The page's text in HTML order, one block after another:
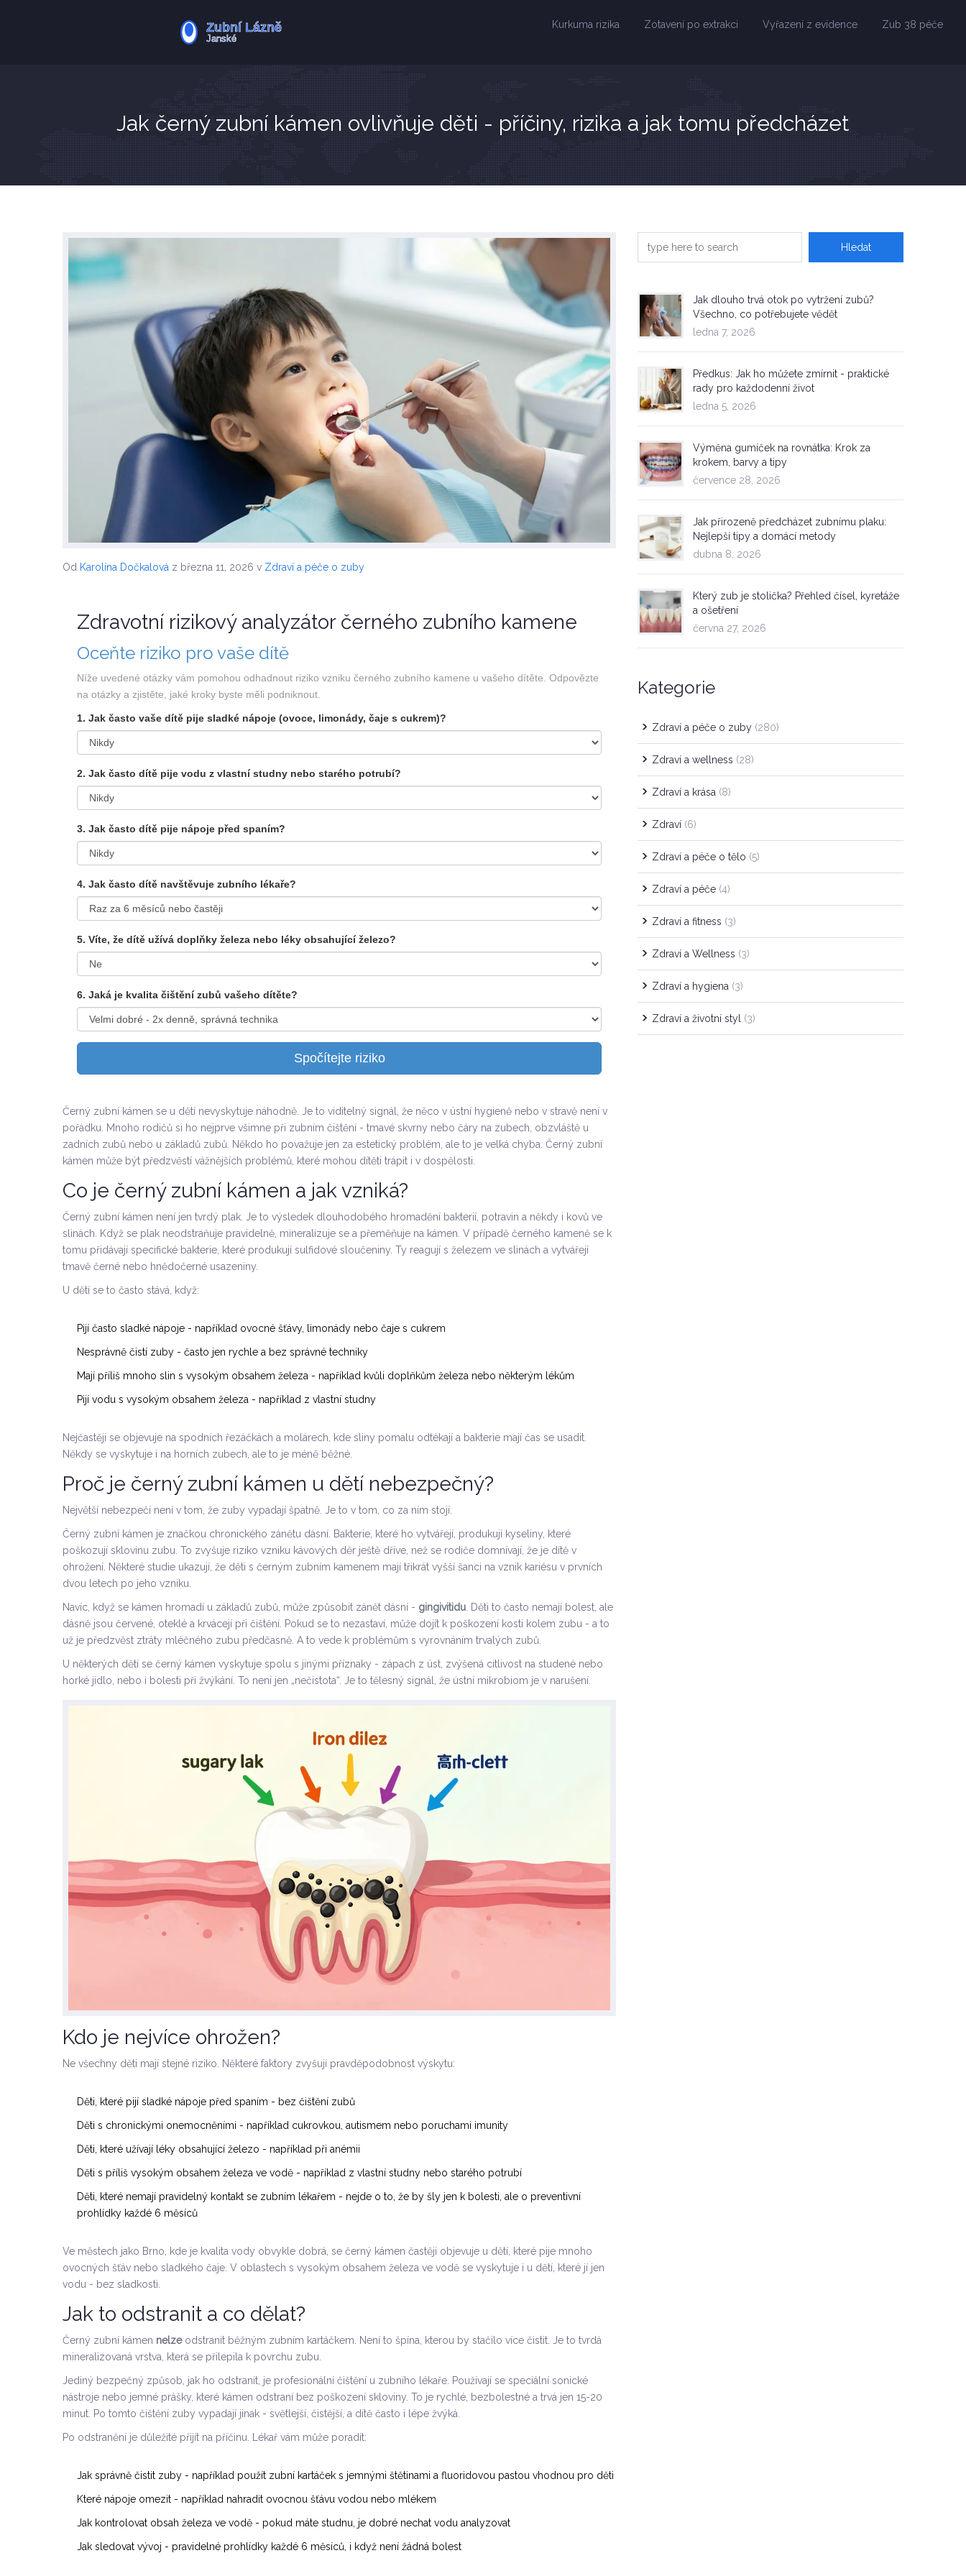
Kurkuma rizika Zotavení po extrakci Vyřazení z evidence Zub 38 péče
Jak černý zubní kámen ovlivňuje děti - příčiny, rizika a jak tomu předcházet
Od Karolína Dočkalová z března 11, 2026 v Zdraví a péče o zuby
Zdravotní rizikový analyzátor černého zubního kamene
Oceňte riziko pro vaše dítě
Níže uvedené otázky vám pomohou odhadnout riziko vzniku černého zubního kamene u vašeho dítěte. Odpovězte
na otázky a zjistěte, jaké kroky byste měli podniknout.
1. Jak často vaše dítě pije sladké nápoje (ovoce, limonády, čaje s cukrem)?
2. Jak často dítě pije vodu z vlastní studny nebo starého potrubí?
3. Jak často dítě pije nápoje před spaním?
4. Jak často dítě navštěvuje zubního lékaře?
5. Víte, že dítě užívá doplňky železa nebo léky obsahující železo?
6. Jaká je kvalita čištění zubů vašeho dítěte?
Spočítejte riziko
Černý zubní kámen se u dětí nevyskytuje náhodně. Je to viditelný signál, že něco v ústní hygieně nebo v stravě není v
pořádku. Mnoho rodičů si ho nejprve všimne při zubním čištění - tmavé skvrny nebo čáry na zubech, obzvláště u
zadních zubů nebo u základů zubů. Někdo ho považuje jen za estetický problém, ale to je velká chyba. Černý zubní
kámen může být předzvěstí vážnějších problémů, které mohou dítěti trápit i v dospělosti.
Co je černý zubní kámen a jak vzniká?
Černý zubní kámen není jen tvrdý plak. Je to výsledek dlouhodobého hromadění bakterií, potravin a někdy i kovů ve
slinách. Když se plak neodstraňuje pravidelně, mineralizuje se a přeměňuje na kámen. V případě černého kameně se k
tomu přidávají specifické bakterie, které produkují sulfidové sloučeniny. Ty reagují s železem ve slinách a vytvářejí
tmavě černé nebo hnědočerné usazeniny.
U dětí se to často stává, když:
Pijí často sladké nápoje - například ovocné šťávy, limonády nebo čaje s cukrem
Nesprávně čistí zuby - často jen rychle a bez správné techniky
Mají příliš mnoho slin s vysokým obsahem železa - například kvůli doplňkům železa nebo některým lékům
Pijí vodu s vysokým obsahem železa - například z vlastní studny
Nejčastěji se objevuje na spodních řezáčkách a molárech, kde sliny pomalu odtékají a bakterie mají čas se usadit.
Někdy se vyskytuje i na horních zubech, ale to je méně běžné.
Proč je černý zubní kámen u dětí nebezpečný?
Největší nebezpečí není v tom, že zuby vypadají špatně. Je to v tom, co za ním stojí.
Černý zubní kámen je značkou chronického zánětu dásní. Bakterie, které ho vytvářejí, produkují kyseliny, které
poškozují sklovinu zubu. To zvyšuje riziko vzniku kávových děr ještě dříve, než se rodiče domnívají, že je dítě v
ohrožení. Některé studie ukazují, že děti s černým zubním kamenem mají třikrát vyšší šanci na vznik kariésu v prvních
dvou letech po jeho vzniku.
Navíc, když se kámen hromadí u základů zubů, může způsobit zánět dásní - gingivitidu . Děti to často nemají bolest, ale
dásně jsou červené, oteklé a krvácejí při čištění. Pokud se to nezastaví, může dojít k poškození kosti kolem zubu - a to
už je předzvěst ztráty mléčného zubu předčasně. A to vede k problémům s vyrovnáním trvalých zubů.
U některých dětí se černý kámen vyskytuje spolu s jinými příznaky - zápach z úst, zvýšená citlivost na studené nebo
horké jídlo, nebo i bolesti při žvýkání. To není jen „nečistota“. Je to tělesný signál, že ústní mikrobiom je v narušení.
Kdo je nejvíce ohrožen?
Ne všechny děti mají stejné riziko. Některé faktory zvyšují pravděpodobnost výskytu:
Děti, které pijí sladké nápoje před spaním - bez čištění zubů
Děti s chronickými onemocněními - například cukrovkou, autismem nebo poruchami imunity
Děti, které užívají léky obsahující železo - například při anémii
Děti s příliš vysokým obsahem železa ve vodě - například z vlastní studny nebo starého potrubí
Děti, které nemají pravidelný kontakt se zubním lékařem - nejde o to, že by šly jen k bolesti, ale o preventivní
prohlídky každé 6 měsíců
Ve městech jako Brno, kde je kvalita vody obvykle dobrá, se černý kámen častěji objevuje u dětí, které pije mnoho
ovocných šťáv nebo sladkého čaje. V oblastech s vysokým obsahem železa ve vodě se vyskytuje i u dětí, které jí jen
vodu - bez sladkosti.
Jak to odstranit a co dělat?
Černý zubní kámen nelzeodstranit běžným zubním kartáčkem. Není to špína, kterou by stačilo více čistit. Je to tvrdá
mineralizovaná vrstva, která se přilepila k povrchu zubu.
Jediný bezpečný způsob, jak ho odstranit, je profesionální čištění u zubního lékaře. Používají se speciální sonické
nástroje nebo jemné prášky, které kámen odstraní bez poškození skloviny. To je rychlé, bezbolestné a trvá jen 15-20
minut. Po tomto čištění zuby vypadají jinak - světlejší, čistější, a dítě často i lépe žvýká.
Po odstranění je důležité přijít na příčinu. Lékař vám může poradit:
Jak správně čistit zuby - například použít zubní kartáček s jemnými štětinami a fluoridovou pastou vhodnou pro děti
Které nápoje omezit - například nahradit ovocnou šťávu vodou nebo mlékem
Jak kontrolovat obsah železa ve vodě - pokud máte studnu, je dobré nechat vodu analyzovat
Jak sledovat vývoj - pravidelné prohlídky každé 6 měsíců, i když není žádná bolest
Jak dlouho trvá otok po vytržení zubů?
Všechno, co potřebujete vědět
ledna 7, 2026
Předkus: Jak ho můžete zmírnit - praktické
rady pro každodenní život
ledna 5, 2026
Výměna gumíček na rovnátka: Krok za
krokem, barvy a tipy
července 28, 2026
Jak přirozeně předcházet zubnímu plaku:
Nejlepší tipy a domácí metody
dubna 8, 2026
Který zub je stolička? Přehled čísel, kyretáže
a ošetření
června 27, 2026
Kategorie
Zdraví a péče o zuby (280)
Zdraví a wellness (28)
Zdraví a krása (8)
Zdraví (6)
Zdraví a péče o tělo (5)
Zdraví a péče (4)
Zdraví a fitness (3)
Zdraví a Wellness (3)
Zdraví a hygiena (3)
Zdraví a životní styl (3)